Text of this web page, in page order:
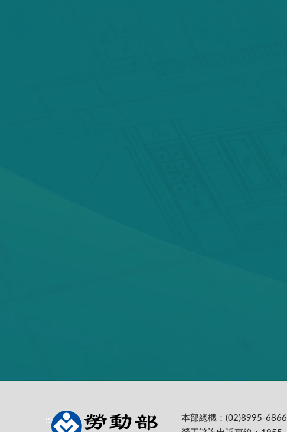
::: 本部總機：(02)8995-6866